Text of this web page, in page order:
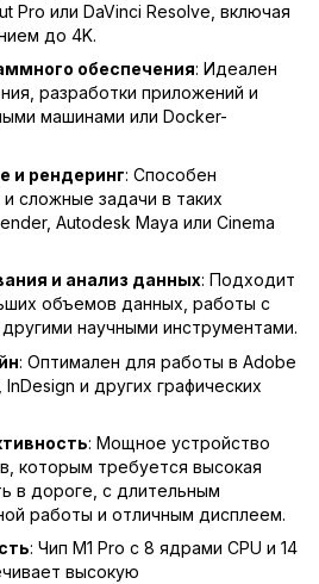
Pro или DaVinci Resolve, включая
до 4K.
обеспечения: Идеален
разработки приложений и
машинами или Docker-
и рендеринг: Способен
сложные задачи в таких
Autodesk Maya или Cinema
и анализ данных: Подходит
объемов данных, работы с
другими научными инструментами.
: Оптимален для работы в Adobe
и других графических
: Мощное устройство
которым требуется высокая
в дороге, с длительным
работы и отличным дисплеем.
: Чип M1 Pro с 8 ядрами CPU и 14
высокую